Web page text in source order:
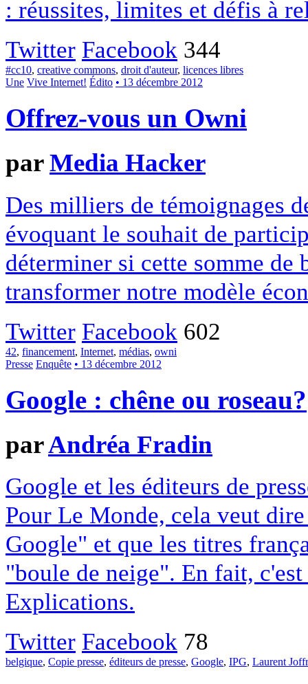
: réussites, limites et défis à
Twitter Facebook 344
#cc10, creative commons, droit d'auteur, licences libres
Une Vive Internet! Édito • 13 décembre 2012
Offrez-vous un Owni
parMedia Hacker
Des milliers de témoignages
évoquant le souhait de
déterminer si cette somme
transformer notre modèle
Twitter Facebook 602
42, financement, Internet, médias, owni
Presse Enquête • 13 décembre 2012
Google : chêne ou roseau?
parAndréa Fradin
Google et les éditeurs de
Pour Le Monde, cela veut
Google" et que les titres
"boule de neige". En fait,
Explications.
Twitter Facebook 78
belgique, Copie presse, éditeurs de presse, Google, IPG, Laurent